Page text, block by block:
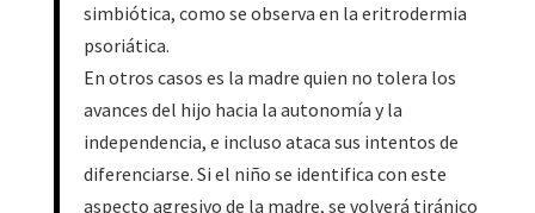
simbiótica, como se observa en la eritrodermia
psoriática.
En otros casos es la madre quien no tolera los
avances del hijo hacia la autonomía y la
independencia, e incluso ataca sus intentos de
diferenciarse. Si el niño se identifica con este
aspecto agresivo de la madre, se volverá tiránico